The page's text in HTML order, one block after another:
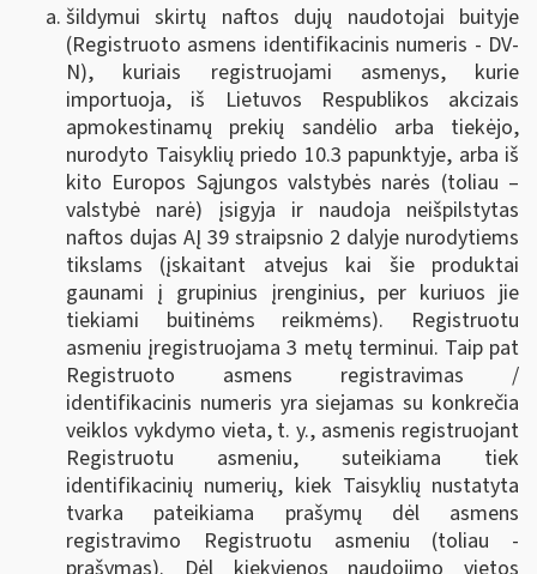
šildymui skirtų naftos dujų naudotojai buityje
(Registruoto asmens identifikacinis numeris - DV-
N), kuriais registruojami asmenys, kurie
importuoja, iš Lietuvos Respublikos akcizais
apmokestinamų prekių sandėlio arba tiekėjo,
nurodyto Taisyklių priedo 10.3 papunktyje, arba iš
kito Europos Sąjungos valstybės narės (toliau –
valstybė narė) įsigyja ir naudoja neišpilstytas
naftos dujas AĮ 39 straipsnio 2 dalyje nurodytiems
tikslams (įskaitant atvejus kai šie produktai
gaunami į grupinius įrenginius, per kuriuos jie
tiekiami buitinėms reikmėms). Registruotu
asmeniu įregistruojama 3 metų terminui. Taip pat
Registruoto asmens registravimas /
identifikacinis numeris yra siejamas su konkrečia
veiklos vykdymo vieta, t. y., asmenis registruojant
Registruotu asmeniu, suteikiama tiek
identifikacinių numerių, kiek Taisyklių nustatyta
tvarka pateikiama prašymų dėl asmens
registravimo Registruotu asmeniu (toliau -
prašymas). Dėl kiekvienos naudojimo vietos